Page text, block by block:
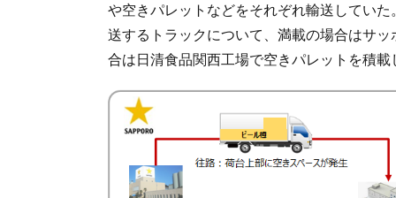
や空きパレットなどをそれぞれ輸送してい
送するトラックについて、満載の場合はサ
合は日清食品関西工場で空きパレットを積